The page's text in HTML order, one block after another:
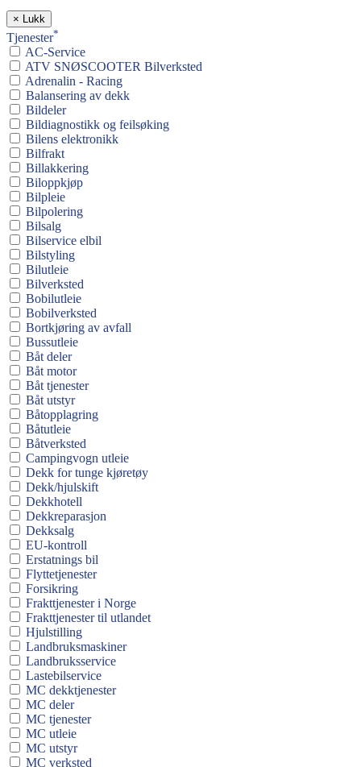
× Lukk
Tjenester*
AC-Service
ATV SNØSCOOTER Bilverksted
Adrenalin - Racing
Balansering av dekk
Bildeler
Bildiagnostikk og feilsøking
Bilens elektronikk
Bilfrakt
Billakkering
Biloppkjøp
Bilpleie
Bilpolering
Bilsalg
Bilservice elbil
Bilstyling
Bilutleie
Bilverksted
Bobilutleie
Bobilverksted
Bortkjøring av avfall
Bussutleie
Båt deler
Båt motor
Båt tjenester
Båt utstyr
Båtopplagring
Båtutleie
Båtverksted
Campingvogn utleie
Dekk for tunge kjøretøy
Dekk/hjulskift
Dekkhotell
Dekkreparasjon
Dekksalg
EU-kontroll
Erstatnings bil
Flyttetjenester
Forsikring
Frakttjenester i Norge
Frakttjenester til utlandet
Hjulstilling
Landbruksmaskiner
Landbruksservice
Lastebilservice
MC dekktjenester
MC deler
MC tjenester
MC utleie
MC utstyr
MC verksted